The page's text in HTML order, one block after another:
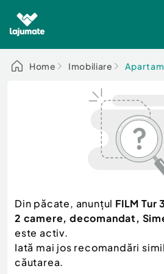
Alege categoria
Auto, moto si ambarcatiuni
Electronice si electrocasnice
Mama si copilul
Moda si frumusete
Sport, timp liber, arta
Agro si Industrie
Auto, moto si
Scutere - ATV - UTV
Autoutilitare
Ambarcatiuni
Camioane - Rulote - Remorci
Motociclete
Home Imobiliare
Din păcate, anunțul FILM Tur
2 camere, decomandat,
este activ.
Iată mai jos recomandări
căutarea.